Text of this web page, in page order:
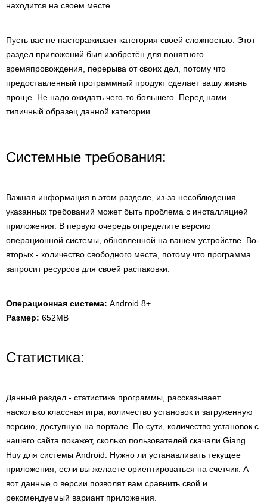
находится на своем месте.
Пусть вас не настораживает категория своей сложностью. Этот
раздел приложений был изобретён для понятного
времяпровождения, перерыва от своих дел, потому что
предоставленный программный продукт сделает вашу жизнь
проще. Не надо ожидать чего-то большего. Перед нами
типичный образец данной категории.
Системные требования:
Важная информация в этом разделе, из-за несоблюдения
указанных требований может быть проблема с инсталляцией
приложения. В первую очередь определите версию
операционной системы, обновленной на вашем устройстве. Во-
вторых - количество свободного места, потому что программа
запросит ресурсов для своей распаковки.
Операционная система: Android 8+
Размер: 652MB
Статистика:
Данный раздел - статистика программы, рассказывает
насколько классная игра, количество установок и загруженную
версию, доступную на портале. По сути, количество установок с
нашего сайта покажет, сколько пользователей скачали Giang
Huy для системы Android. Нужно ли устанавливать текущее
приложения, если вы желаете ориентироваться на счетчик. А
вот данные о версии позволят вам сравнить свой и
рекомендуемый вариант приложения.